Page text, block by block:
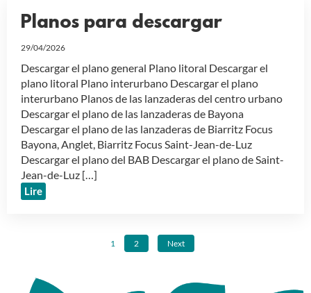
Planos para descargar
29/04/2026
Descargar el plano general Plano litoral Descargar el
plano litoral Plano interurbano Descargar el plano
interurbano Planos de las lanzaderas del centro urbano
Descargar el plano de las lanzaderas de Bayona
Descargar el plano de las lanzaderas de Biarritz Focus
Bayona, Anglet, Biarritz Focus Saint-Jean-de-Luz
Descargar el plano del BAB Descargar el plano de Saint-
Jean-de-Luz […]
Lire
1 2 Next